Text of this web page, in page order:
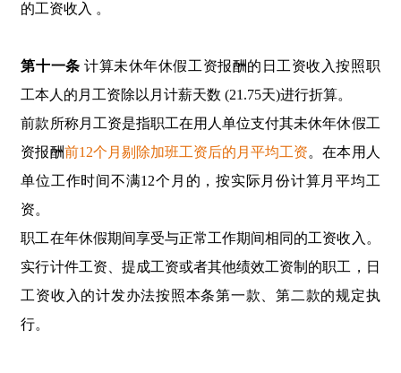
的工资收入 。
第十一条 计算未休年休假工资报酬的日工资收入按照职
工本人的月工资除以月计薪天数 (21.75天)进行折算。
前款所称月工资是指职工在用人单位支付其未休年休假工
资报酬前12个月剔除加班工资后的月平均工资。在本用人
单位工作时间不满12个月的，按实际月份计算月平均工
资。
职工在年休假期间享受与正常工作期间相同的工资收入。
实行计件工资、提成工资或者其他绩效工资制的职工，日
工资收入的计发办法按照本条第一款、第二款的规定执
行。